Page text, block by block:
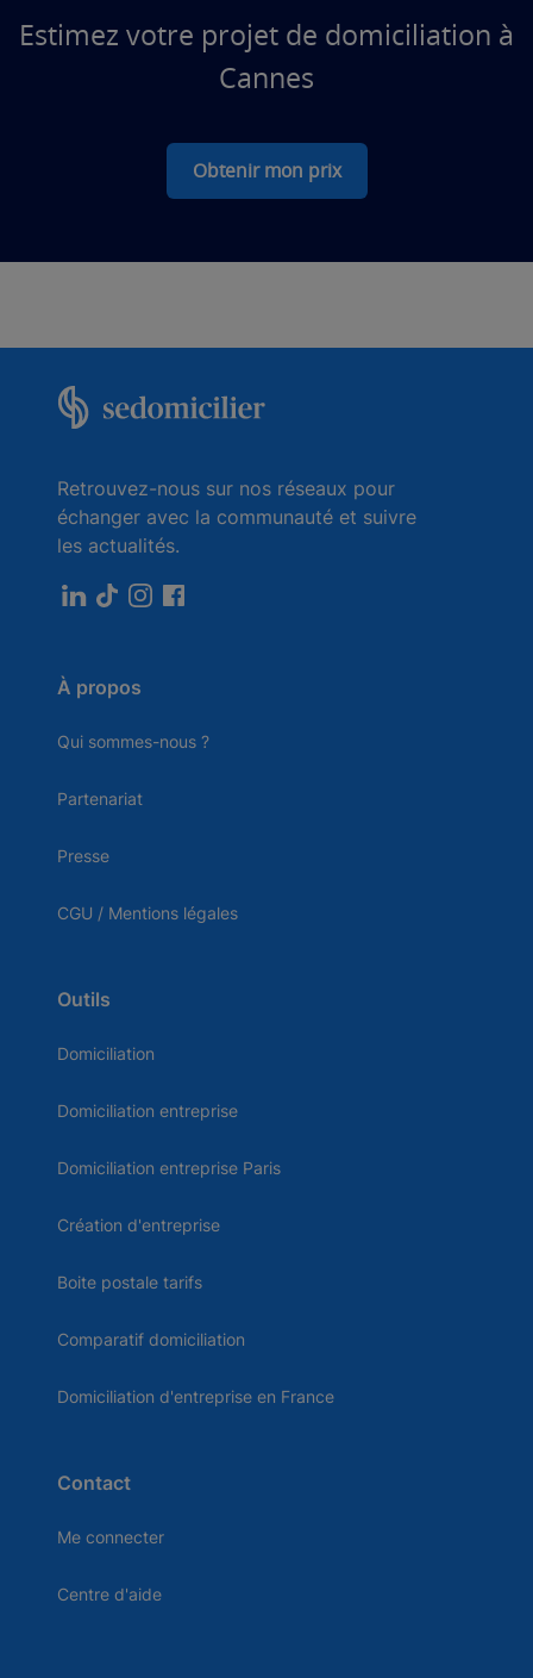
Estimez votre projet de domiciliation à
Cannes
Obtenir mon prix
Retrouvez-nous sur nos réseaux pour
échanger avec la communauté et suivre
les actualités.
À propos
Qui sommes-nous ?
Partenariat
Presse
CGU / Mentions légales
Outils
Domiciliation
Domiciliation entreprise
Domiciliation entreprise Paris
Création d'entreprise
Boite postale tarifs
Comparatif domiciliation
Domiciliation d'entreprise en France
Contact
Me connecter
Centre d'aide